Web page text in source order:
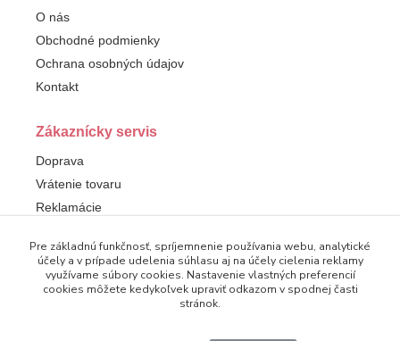
O nás
Obchodné podmienky
Ochrana osobných údajov
Kontakt
Zákaznícky servis
Doprava
Vrátenie tovaru
Reklamácie
Sledujte nás
Facebook
Pre základnú funkčnosť, spríjemnenie používania webu, analytické
účely a v prípade udelenia súhlasu aj na účely cielenia reklamy
využívame súbory cookies. Nastavenie vlastných preferencií
cookies môžete kedykoľvek upraviť odkazom v spodnej časti
stránok.